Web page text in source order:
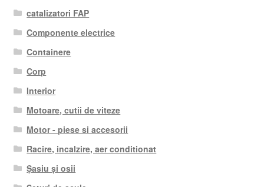
catalizatori FAP
Componente electrice
Containere
Corp
Interior
Motoare, cutii de viteze
Motor - piese si accesorii
Racire, incalzire, aer conditionat
Șasiu și osii